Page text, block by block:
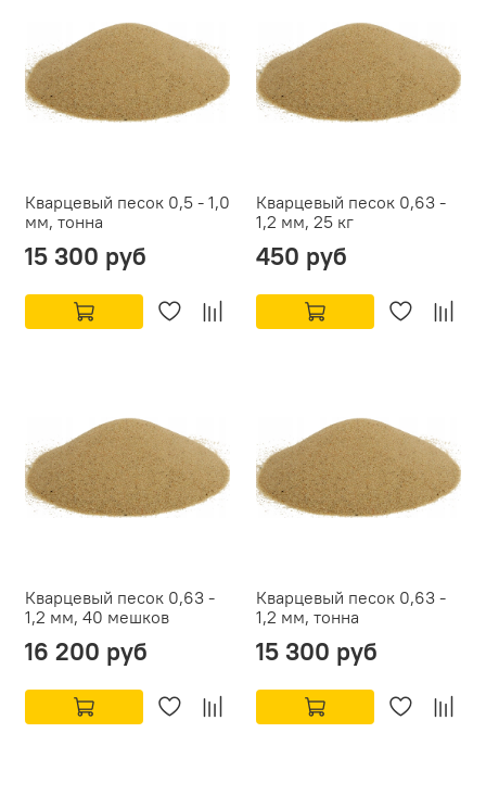
Кварцевый песок 0,5 - 1,0
мм, тонна
15 300 руб
Кварцевый песок 0,63 -
1,2 мм, 25 кг
450 руб
Кварцевый песок 0,63 -
1,2 мм, 40 мешков
16 200 руб
Кварцевый песок 0,63 -
1,2 мм, тонна
15 300 руб